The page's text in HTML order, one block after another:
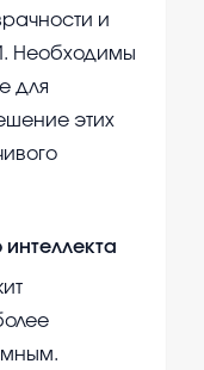
и
Необходимы
для
этих